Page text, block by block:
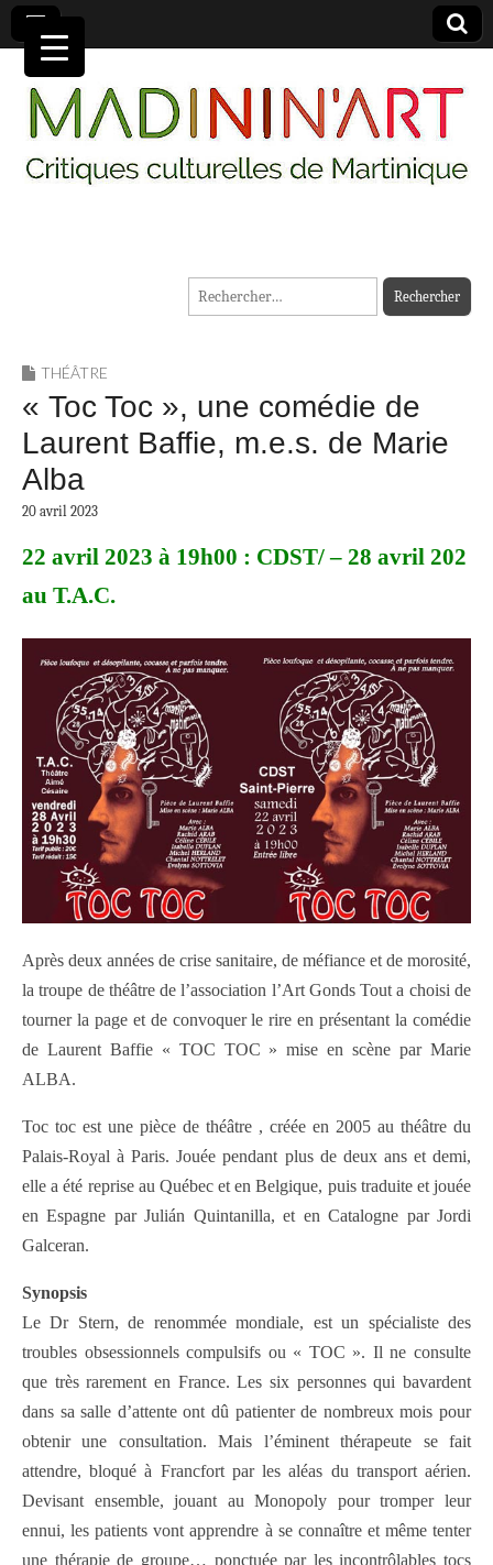
MADININ'ART
Rechercher :
THÉÂTRE
« Toc Toc », une comédie de
Laurent Baffie, m.e.s. de Marie
Alba
20 avril 2023
22 avril 2023 à 19h00 : CDST/ – 28 avril 202
au T.A.C.
Après deux années de crise sanitaire, de méfiance et de morosité,
la troupe de théâtre de l’association l’Art Gonds Tout a choisi de
tourner la page et de convoquer le rire en présentant la comédie
de Laurent Baffie « TOC TOC » mise en scène par Marie
ALBA.
Toc toc est une pièce de théâtre , créée en 2005 au théâtre du
Palais-Royal à Paris. Jouée pendant plus de deux ans et demi,
elle a été reprise au Québec et en Belgique, puis traduite et jouée
en Espagne par Julián Quintanilla, et en Catalogne par Jordi
Galceran.
Synopsis
Le Dr Stern, de renommée mondiale, est un spécialiste des
troubles obsessionnels compulsifs ou « TOC ». Il ne consulte
que très rarement en France. Les six personnes qui bavardent
dans sa salle d’attente ont dû patienter de nombreux mois pour
obtenir une consultation. Mais l’éminent thérapeute se fait
attendre, bloqué à Francfort par les aléas du transport aérien.
Devisant ensemble, jouant au Monopoly pour tromper leur
ennui, les patients vont apprendre à se connaître et même tenter
une thérapie de groupe… ponctuée par les incontrôlables tocs